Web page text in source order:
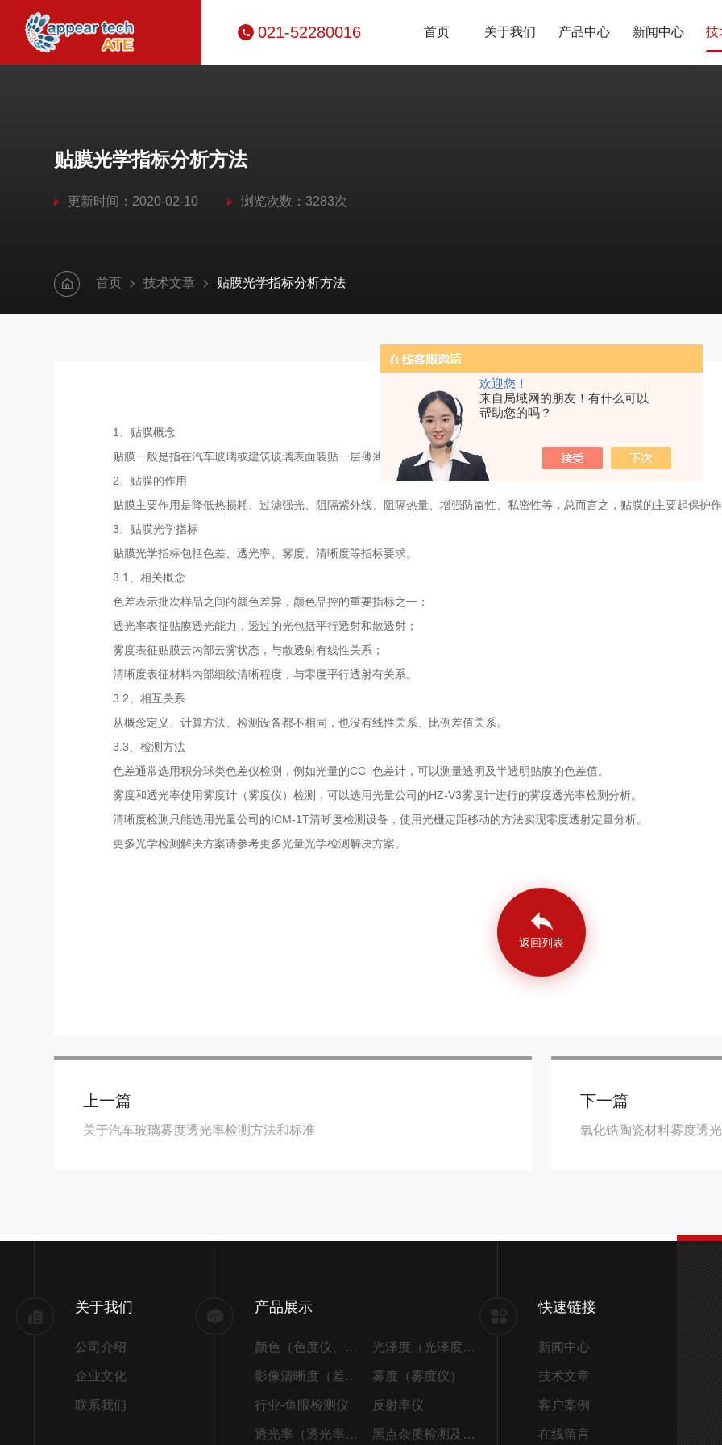
欢迎您！
来自局域网的朋友！有什么可以
帮助您的吗？
021-52280016 首页 关于我们 产品中心 新闻中心 技
贴膜光学指标分析方法
更新时间：2020-02-10 浏览次数：3283次
首页 技术文章 贴膜光学指标分析方法
1、贴膜概念
贴膜一般是指在汽车玻璃或建筑玻璃表面装贴一层薄薄的玻璃膜产品。
2、贴膜的作用
贴膜主要作用是降低热损耗、过滤强光、阻隔紫外线、阻隔热量、增强防盗性、私密性等，总而言之，贴膜的主要起保护
3、贴膜光学指标
贴膜光学指标包括色差、透光率、雾度、清晰度等指标要求。
3.1、相关概念
色差表示批次样品之间的颜色差异，颜色品控的重要指标之一；
透光率表征贴膜透光能力，透过的光包括平行透射和散透射；
雾度表征贴膜云内部云雾状态，与散透射有线性关系；
清晰度表征材料内部细纹清晰程度，与零度平行透射有关系。
3.2、相互关系
从概念定义、计算方法、检测设备都不相同，也没有线性关系、比例差值关系。
3.3、检测方法
色差通常选用积分球类色差仪检测，例如光量的CC-i色差计，可以测量透明及半透明贴膜的色差值。
雾度和透光率使用雾度计（雾度仪）检测，可以选用光量公司的HZ-V3雾度计进行的雾度透光率检测分析。
清晰度检测只能选用光量公司的ICM-1T清晰度检测设备，使用光栅定距移动的方法实现零度透射定量分析。
更多光学检测解决方案请参考更多光量光学检测解决方案。
返回列表
上一篇
关于汽车玻璃雾度透光率检测方法和标准
下一篇
氧化锆陶瓷材料雾度透
关于我们
公司介绍
企业文化
联系我们
产品展示
颜色（色度仪、色差仪） 光泽度（光泽度仪）
影像清晰度（差别） 雾度（雾度仪）
行业-鱼眼检测仪 反射率仪
透光率（透光率检测仪） 黑点杂质检测及筛选
快速链接
新闻中心
技术文章
客户案例
在线留言